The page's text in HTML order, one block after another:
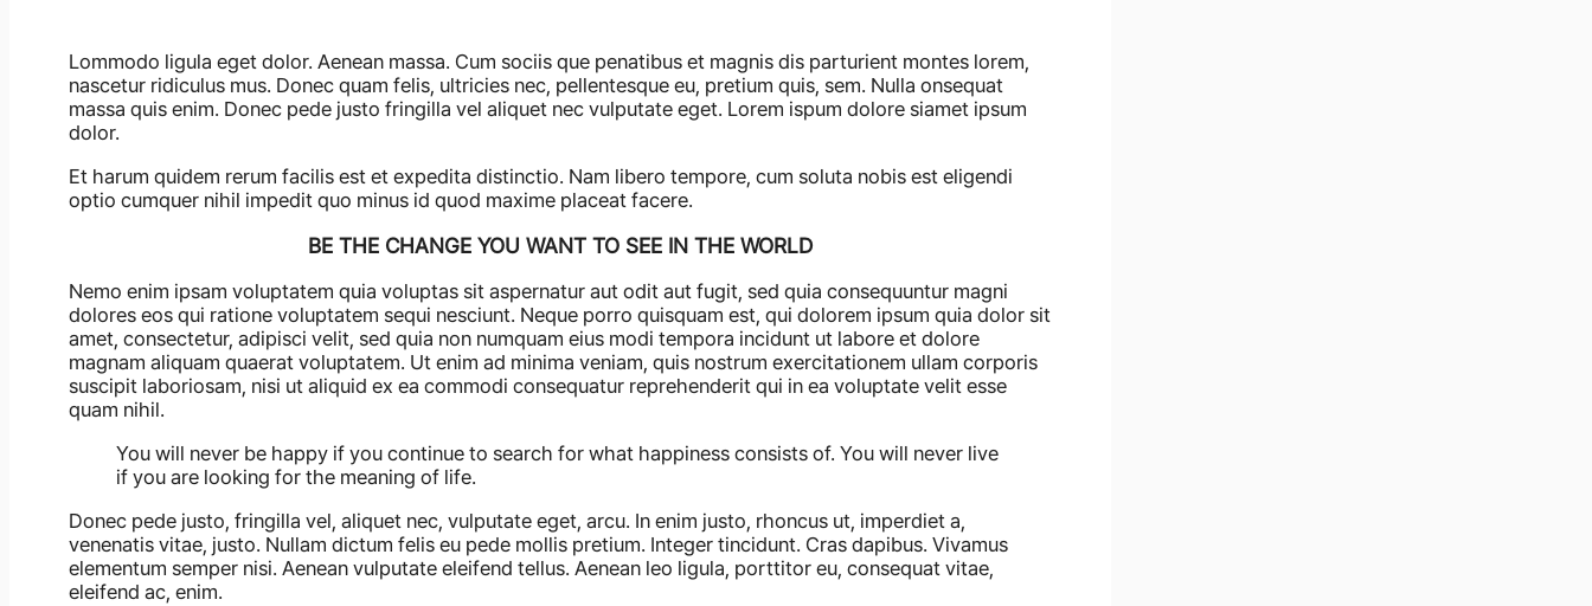
Lommodo ligula eget dolor. Aenean massa. Cum sociis que penatibus et magnis dis parturient montes lorem,
nascetur ridiculus mus. Donec quam felis, ultricies nec, pellentesque eu, pretium quis, sem. Nulla onsequat
massa quis enim. Donec pede justo fringilla vel aliquet nec vulputate eget. Lorem ispum dolore siamet ipsum
dolor.
Et harum quidem rerum facilis est et expedita distinctio. Nam libero tempore, cum soluta nobis est eligendi
optio cumquer nihil impedit quo minus id quod maxime placeat facere.
BE THE CHANGE YOU WANT TO SEE IN THE WORLD
Nemo enim ipsam voluptatem quia voluptas sit aspernatur aut odit aut fugit, sed quia consequuntur magni
dolores eos qui ratione voluptatem sequi nesciunt. Neque porro quisquam est, qui dolorem ipsum quia dolor sit
amet, consectetur, adipisci velit, sed quia non numquam eius modi tempora incidunt ut labore et dolore
magnam aliquam quaerat voluptatem. Ut enim ad minima veniam, quis nostrum exercitationem ullam corporis
suscipit laboriosam, nisi ut aliquid ex ea commodi consequatur reprehenderit qui in ea voluptate velit esse
quam nihil.
You will never be happy if you continue to search for what happiness consists of. You will never live
if you are looking for the meaning of life.
Donec pede justo, fringilla vel, aliquet nec, vulputate eget, arcu. In enim justo, rhoncus ut, imperdiet a,
venenatis vitae, justo. Nullam dictum felis eu pede mollis pretium. Integer tincidunt. Cras dapibus. Vivamus
elementum semper nisi. Aenean vulputate eleifend tellus. Aenean leo ligula, porttitor eu, consequat vitae,
eleifend ac, enim.